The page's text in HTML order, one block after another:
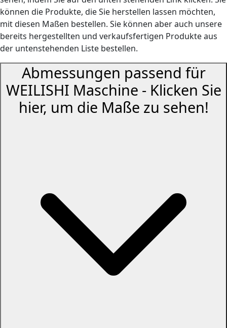
können die Produkte, die Sie herstellen lassen möchten,
mit diesen Maßen bestellen. Sie können aber auch unsere
bereits hergestellten und verkaufsfertigen Produkte aus
der untenstehenden Liste bestellen.
Abmessungen passend für
WEILISHI Maschine - Klicken Sie
hier, um die Maße zu sehen!